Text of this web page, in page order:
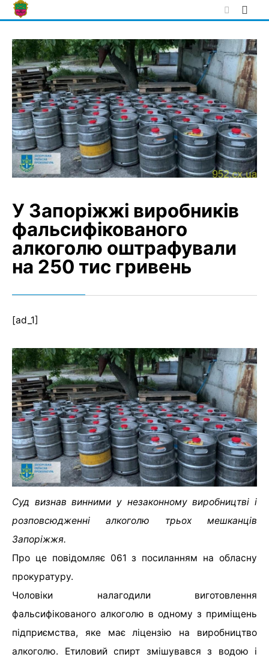
Skip
to
У Запоріжжі виробників
фальсифікованого
алкоголю оштрафували
на 250 тис гривень
[ad_1]
Суд визнав винними у незаконному виробництві і
розповсюдженні алкоголю трьох мешканців
Запоріжжя.
Про це повідомляє 061 з посиланням на обласну
прокуратуру.
Чоловіки налагодили виготовлення
фальсифікованого алкоголю в одному з приміщень
підприємства, яке має ліцензію на виробництво
алкоголю. Етиловий спирт змішувався з водою і